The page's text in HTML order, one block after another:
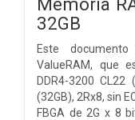
32GB
Este
ValueRAM, que
DDR4-3200
(32GB), 2Rx8, sin
FBGA de 2G x 8